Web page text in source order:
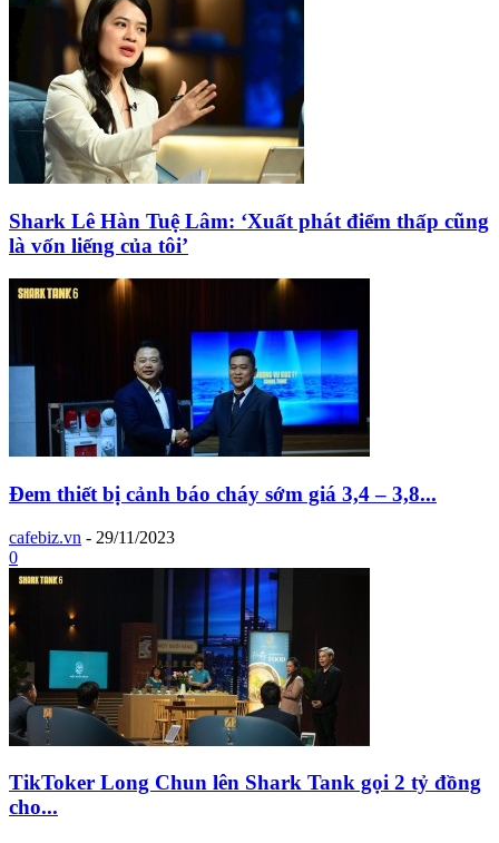
Shark Lê Hàn Tuệ Lâm: ‘Xuất phát điểm thấp cũng
là vốn liếng của tôi’
Đem thiết bị cảnh báo cháy sớm giá 3,4 – 3,8...
cafebiz.vn - 29/11/2023
0
TikToker Long Chun lên Shark Tank gọi 2 tỷ đồng
cho...